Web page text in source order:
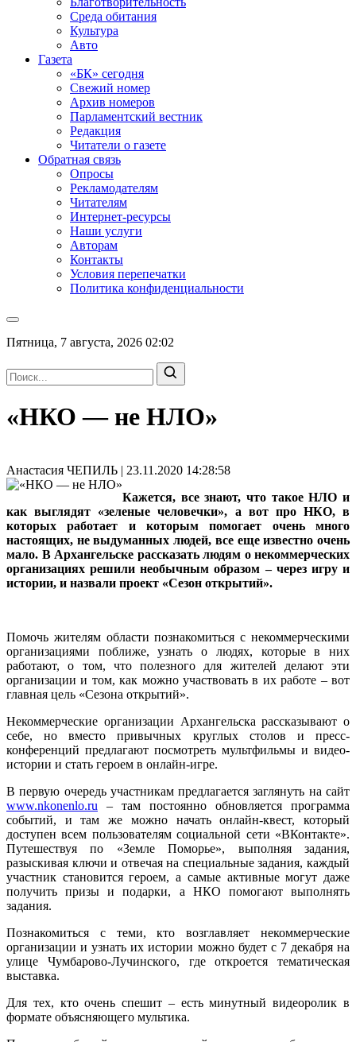
Среда обитания
Культура
Авто
Газета
«БК» сегодня
Свежий номер
Архив номеров
Парламентский вестник
Редакция
Читатели о газете
Обратная связь
Опросы
Рекламодателям
Читателям
Интернет-ресурсы
Наши услуги
Авторам
Контакты
Условия перепечатки
Политика конфиденциальности
Пятница, 7 августа, 2026 02:02
«НКО — не НЛО»
Анастасия ЧЕПИЛЬ | 23.11.2020 14:28:58
Кажется, все знают, что такое НЛО и
как выглядят «зеленые человечки», а вот про НКО, в
которых работает и которым помогает очень много
настоящих, не выдуманных людей, все еще известно очень
мало. В Архангельске рассказать людям о некоммерческих
организациях решили необычным образом – через игру и
истории, и назвали проект «Сезон открытий».
Помочь жителям области познакомиться с некоммерческими
организациями поближе, узнать о людях, которые в них
работают, о том, что полезного для жителей делают эти
организации и том, как можно участвовать в их работе – вот
главная цель «Сезона открытий».
Некоммерческие организации Архангельска рассказывают о
себе, но вместо привычных круглых столов и пресс-
конференций предлагают посмотреть мультфильмы и видео-
истории и стать героем в онлайн-игре.
В первую очередь участникам предлагается заглянуть на сайт
www.nkonenlo.ru – там постоянно обновляется программа
событий, и там же можно начать онлайн-квест, который
доступен всем пользователям социальной сети «ВКонтакте».
Путешествуя по «Земле Поморье», выполняя задания,
разыскивая ключи и отвечая на специальные задания, каждый
участник становится героем, а самые активные могут даже
получить призы и подарки, а НКО помогают выполнять
задания.
Познакомиться с теми, кто возглавляет некоммерческие
организации и узнать их истории можно будет с 7 декабря на
улице Чумбарово-Лучинского, где откроется тематическая
выставка.
Для тех, кто очень спешит – есть минутный видеоролик в
формате объясняющего мультика.